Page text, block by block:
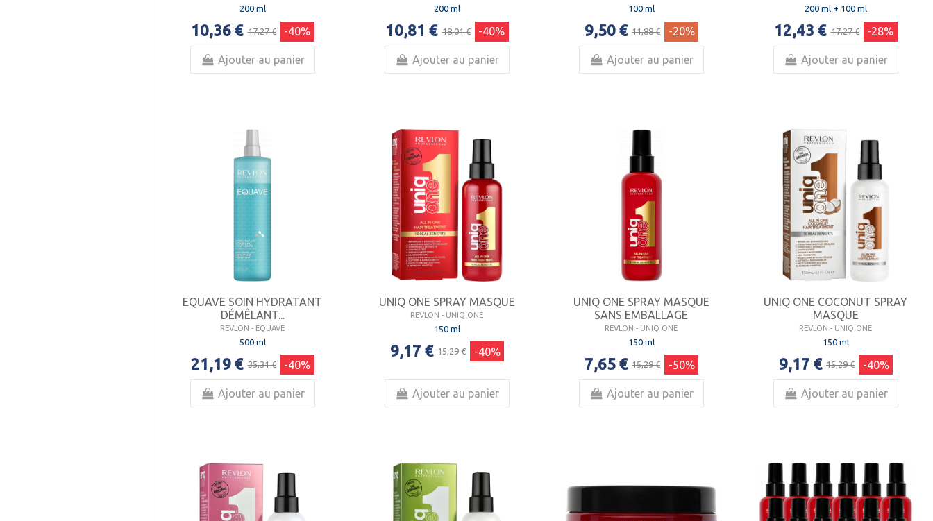
200 ml
10,36 € 17,27 € -40%
Ajouter au panier
200 ml
10,81 € 18,01 € -40%
Ajouter au panier
100 ml
9,50 € 11,88 € -20%
Ajouter au panier
200 ml + 100 ml
12,43 € 17,27 € -28%
Ajouter au panier
EQUAVE SOIN HYDRATANT
DÉMÊLANT...
REVLON - EQUAVE
500 ml
21,19 € 35,31 € -40%
Ajouter au panier
UNIQ ONE SPRAY MASQUE
REVLON - UNIQ ONE
150 ml
9,17 € 15,29 € -40%
Ajouter au panier
UNIQ ONE SPRAY MASQUE
SANS EMBALLAGE
REVLON - UNIQ ONE
150 ml
7,65 € 15,29 € -50%
Ajouter au panier
UNIQ ONE COCONUT SPRAY
MASQUE
REVLON - UNIQ ONE
150 ml
9,17 € 15,29 € -40%
Ajouter au panier